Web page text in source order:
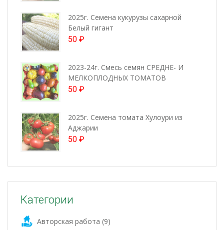
2025г. Семена кукурузы сахарной
Белый гигант
50 ₽
2023-24г. Смесь семян СРЕДНЕ- И
МЕЛКОПЛОДНЫХ ТОМАТОВ
50 ₽
2025г. Семена томата Хулоури из
Аджарии
50 ₽
Категории
Авторская работа (9)